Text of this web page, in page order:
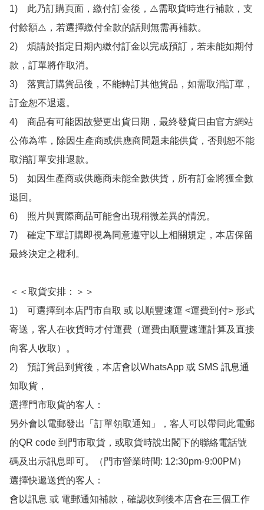
1)　此乃訂購頁面，繳付訂金後，⚠️需取貨時進行補款，支
付餘額⚠️，若選擇繳付全款的話則無需再補款。
2)　煩請於指定日期內繳付訂金以完成預訂，若未能如期付
款，訂單將作取消。
3)　落實訂購貨品後，不能轉訂其他貨品，如需取消訂單，
訂金恕不退還。
4)　商品有可能因故變更出貨日期，最終發貨日由官方網站
公佈為準，除因生產商或供應商問題未能供貨，否則恕不能
取消訂單安排退款。
5)　如因生產商或供應商未能全數供貨，所有訂金將獲全數
退回。
6)　照片與實際商品可能會出現稍微差異的情況。
7)　確定下單訂購即視為同意遵守以上相關規定，本店保留
最終決定之權利。
＜＜取貨安排：＞＞
1)　可選擇到本店門市自取 或 以順豐速運 <運費到付> 形式
寄送，客人在收貨時才付運費（運費由順豐速運計算及直接
向客人收取）。
2)　預訂貨品到貨後，本店會以WhatsApp 或 SMS 訊息通
知取貨，
選擇門市取貨的客人：
另外會以電郵發出「訂單領取通知」，客人可以帶同此電郵
的QR code 到門市取貨，或取貨時說出閣下的聯絡電話號
碼及出示訊息即可。（門市營業時間: 12:30pm-9:00PM）
選擇快遞送貨的客人：
會以訊息 或 電郵通知補款，確認收到後本店會在三個工作